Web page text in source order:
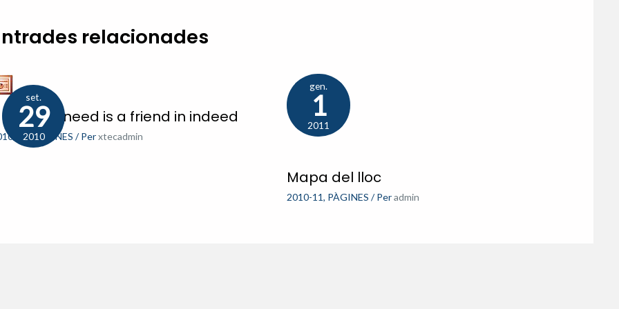
relacionades
set.
29
2010
friend in need is a friend in indeed
11,PÀGINES / Perxtecadmin
gen.
1
2011
Mapa del lloc
2010-11, PÀGINES / Per admin